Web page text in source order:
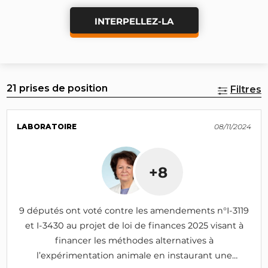
INTERPELLEZ-LA
21 prises de position Filtres
LABORATOIRE 08/11/2024
+8
9 députés ont voté contre les amendements n°I-3119
et I-3430 au projet de loi de finances 2025 visant à
financer les méthodes alternatives à
l’expérimentation animale en instaurant une